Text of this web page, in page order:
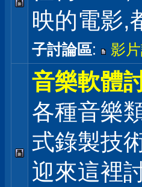
映的電影,
子討論區: 影
音樂軟體
各種音樂
式錄製技
迎來這裡